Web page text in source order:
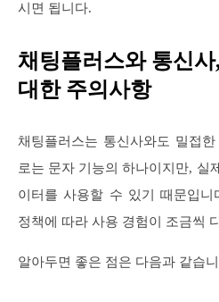
시면 됩니다.
채팅플러스와 통신사
대한 주의사항
채팅플러스는 통신사와도 밀접
로는 문자 기능의 하나이지만, 실
이터를 사용할 수 있기 때문입
정책에 따라 사용 경험이 조금씩
알아두면 좋은 점은 다음과 같습